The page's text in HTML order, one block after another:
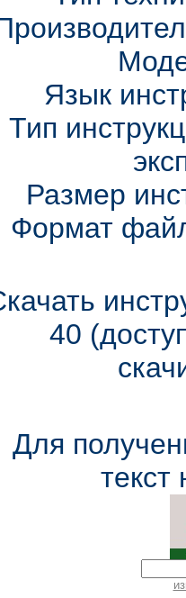
Язык
Тип
Размер
Формат
40
Для
текст